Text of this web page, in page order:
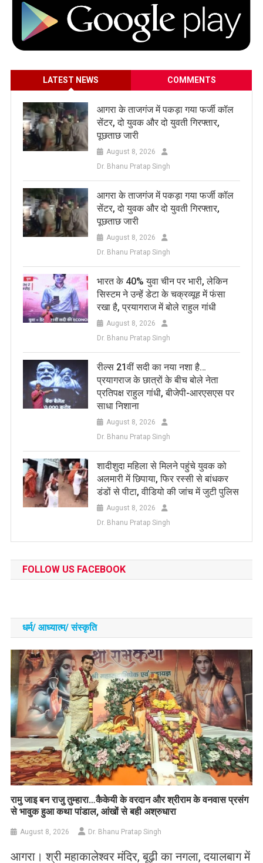
LATEST NEWS COMMENTS
आगरा के ताजगंज में पकड़ा गया फर्जी कॉल
सेंटर, दो युवक और दो युवती गिरफ्तार,
पूछताछ जारी
August 8, 2026
Dr. Bhanu Pratap Singh
आगरा के ताजगंज में पकड़ा गया फर्जी कॉल
सेंटर, दो युवक और दो युवती गिरफ्तार,
पूछताछ जारी
August 8, 2026
Dr. Bhanu Pratap Singh
भारत के 40% युवा चीन पर भारी, लेकिन
सिस्टम ने उन्हें डेटा के चक्रव्यूह में फंसा
रखा है, प्रयागराज में बोले राहुल गांधी
August 8, 2026
Dr. Bhanu Pratap Singh
रील्स 21वीं सदी का नया नशा है…
प्रयागराज के छात्रों के बीच बोले नेता
प्रतिपक्ष राहुल गांधी, बीजेपी-आरएसएस पर
साधा निशाना
August 8, 2026
Dr. Bhanu Pratap Singh
शादीशुदा महिला से मिलने पहुंचे युवक को
अलमारी में छिपाया, फिर रस्सी से बांधकर
डंडों से पीटा, वीडियो की जांच में जुटी पुलिस
August 8, 2026
Dr. Bhanu Pratap Singh
FOLLOW US FACEBOOK
धर्म/ आध्‍यात्‍म/ संस्‍कृति
रामु जाइ बन राजु तुम्हारा…कैकेयी के वरदान और श्रीराम के वनवास प्रसंग
से भावुक हुआ कथा पांडाल, आंखों से बही अश्रुधारा
August 8, 2026 Dr. Bhanu Pratap Singh
आगरा। श्री महाकालेश्वर मंदिर, बूढ़ी का नगला, दयालबाग में